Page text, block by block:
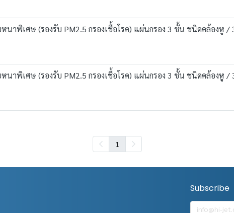
หนาพิเศษ (รองรับ PM2.5 กรองเชื้อโรค) แผ่นกรอง 3 ชั้น ชนิดคล้องหู /
หนาพิเศษ (รองรับ PM2.5 กรองเชื้อโรค) แผ่นกรอง 3 ชั้น ชนิดคล้องหู /
1
Subscribe